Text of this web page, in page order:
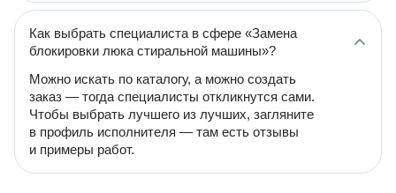
Как выбрать специалиста в сфере «Замена
блокировки люка стиральной машины»?
Можно искать по каталогу, а можно создать
заказ — тогда специалисты откликнутся сами.
Чтобы выбрать лучшего из лучших, загляните
в профиль исполнителя — там есть отзывы
и примеры работ.